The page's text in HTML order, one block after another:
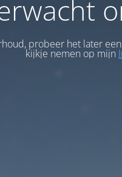
probeer het later
kijkje nemen op mijn